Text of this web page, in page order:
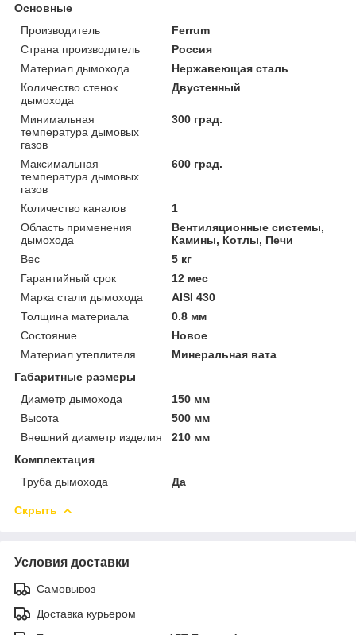
Основные
Производитель
Ferrum
Страна производитель
Россия
Материал дымохода
Нержавеющая сталь
Количество стенок
дымохода
Двустенный
Минимальная
температура дымовых
газов
300 град.
Максимальная
температура дымовых
газов
600 град.
Количество каналов
1
Область применения
дымохода
Вентиляционные системы,
Камины, Котлы, Печи
Вес
5 кг
Гарантийный срок
12 мес
Марка стали дымохода
AISI 430
Толщина материала
0.8 мм
Состояние
Новое
Материал утеплителя
Минеральная вата
Габаритные размеры
Диаметр дымохода
150 мм
Высота
500 мм
Внешний диаметр изделия
210 мм
Комплектация
Труба дымохода
Да
Скрыть
Условия доставки
Самовывоз
Доставка курьером